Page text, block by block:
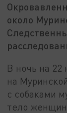
около
В ночь на 22
на
с собаками
тело